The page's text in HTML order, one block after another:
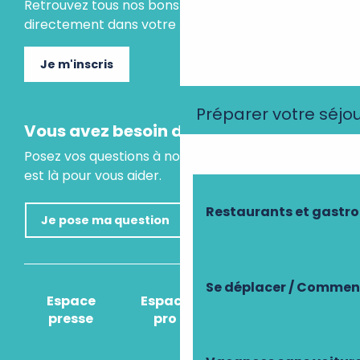
Préparer votre
Restaurants et
Se déplacer /
Retrouvez tous nos bons plans et idées séjours
directement dans votre boite mail.
Je m'inscris
Vous avez besoin d'un conseil ?
Posez vos questions à notre assistant virtuel, il
est là pour vous aider.
Je pose ma question
Espace
presse
Espace
pro
Comment venir